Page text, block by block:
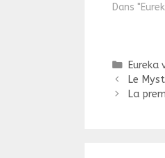
photos
Dans
Eureka
Navigation
des
Le
La